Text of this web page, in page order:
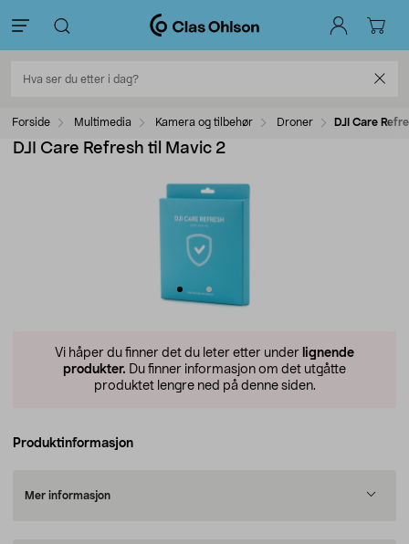
Forside Multimedia Kamera og tilbehør Droner DJI Care
DJI Care Refresh til Mavic 2
Vi håper du finner det du leter etter under lignende
produkter. Du finner informasjon om det utgåtte
produktet lengre ned på denne siden.
Produktinformasjon
Mer informasjon